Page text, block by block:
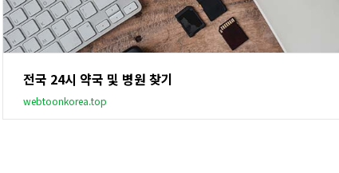
전국 24시 약국 및 병원 찾기
webtoonkorea.top